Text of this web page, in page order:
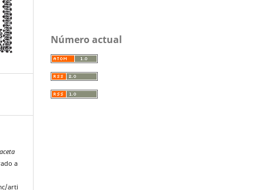
a
arti
Número actual